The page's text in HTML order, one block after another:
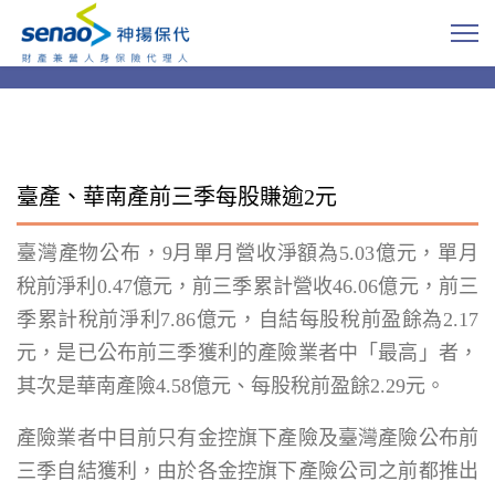
臺產、華南產前三季每股賺逾2元
臺灣產物公布，9月單月營收淨額為5.03億元，單月
稅前淨利0.47億元，前三季累計營收46.06億元，前三
季累計稅前淨利7.86億元，自結每股稅前盈餘為2.17
元，是已公布前三季獲利的產險業者中「最高」者，
其次是華南產險4.58億元、每股稅前盈餘2.29元。
產險業者中目前只有金控旗下產險及臺灣產險公布前
三季自結獲利，由於各金控旗下產險公司之前都推出